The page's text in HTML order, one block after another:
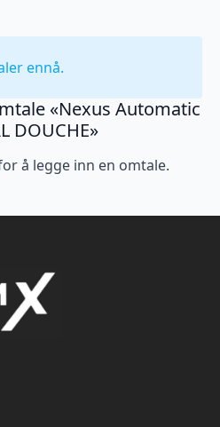
ennå.
«Nexus Automatic
DOUCHE»
å legge inn en omtale.